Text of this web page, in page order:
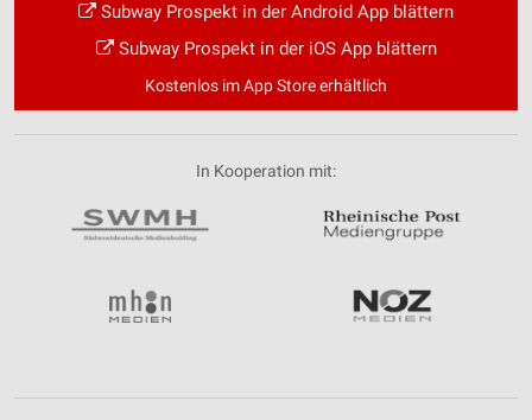
Subway Prospekt in der Android App blättern
Subway Prospekt in der iOS App blättern
Kostenlos im App Store erhältlich
In Kooperation mit: